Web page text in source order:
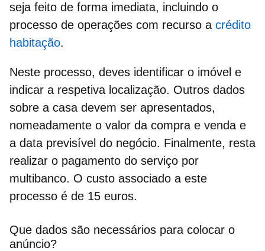
seja feito de forma imediata, incluindo o
processo de operações com recurso acrédito
habitação.
Neste processo, deves identificar o imóvel e
indicar a respetiva localização. Outros dados
sobre a casa devem ser apresentados,
nomeadamente o valor da compra e venda e
a data previsível do negócio. Finalmente, resta
realizar o pagamento do serviço por
multibanco. O custo associado a este
processo é de 15 euros.
Que dados são necessários para colocar o
anúncio?